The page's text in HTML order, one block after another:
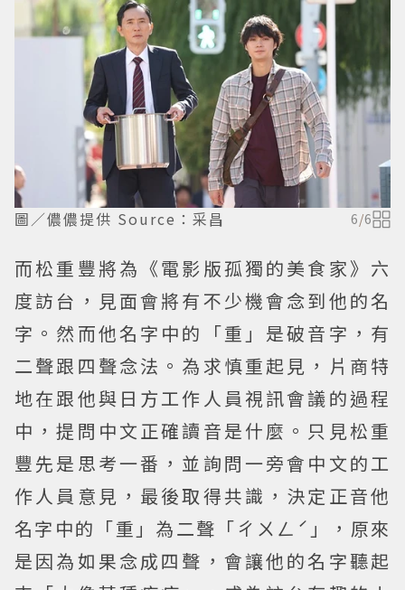
圖／儂儂提供 Source：采昌 6/6
而松重豐將為《電影版孤獨的美食家》六
度訪台，見面會將有不少機會念到他的名
字。然而他名字中的「重」是破音字，有
二聲跟四聲念法。為求慎重起見，片商特
地在跟他與日方工作人員視訊會議的過程
中，提問中文正確讀音是什麼。只見松重
豐先是思考一番，並詢問一旁會中文的工
作人員意見，最後取得共識，決定正音他
名字中的「重」為二聲「ㄔㄨㄥˊ」，原來
是因為如果念成四聲，會讓他的名字聽起